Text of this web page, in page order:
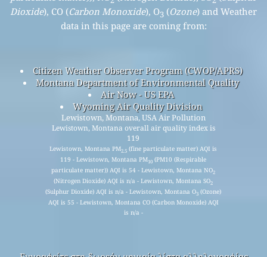
Dioxide), CO (Carbon Monoxide), O3 (Ozone) and Weather
data in this page are coming from:
Citizen Weather Observer Program (CWOP/APRS)
Montana Department of Environmental Quality
Air Now - US EPA
Wyoming Air Quality Division
Lewistown, Montana, USA Air Pollution
Lewistown, Montana overall air quality index is
119
Lewistown, Montana PM2.5 (fine particulate matter) AQI is
119 - Lewistown, Montana PM10 (PM10 (Respirable
particulate matter)) AQI is 54 - Lewistown, Montana NO2
(Nitrogen Dioxide) AQI is n/a - Lewistown, Montana SO2
(Sulphur Dioxide) AQI is n/a - Lewistown, Montana O3 (Ozone)
AQI is 55 - Lewistown, Montana CO (Carbon Monoxide) AQI
is n/a -